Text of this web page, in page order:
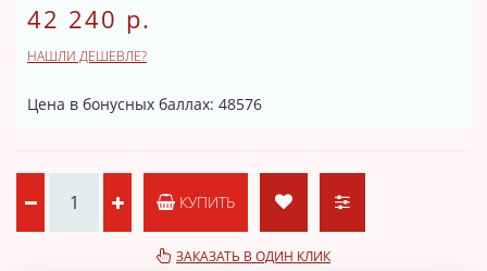
42 240 р.
НАШЛИ ДЕШЕВЛЕ?
Цена в бонусных баллах: 48576
КУПИТЬ
ЗАКАЗАТЬ В ОДИН КЛИК